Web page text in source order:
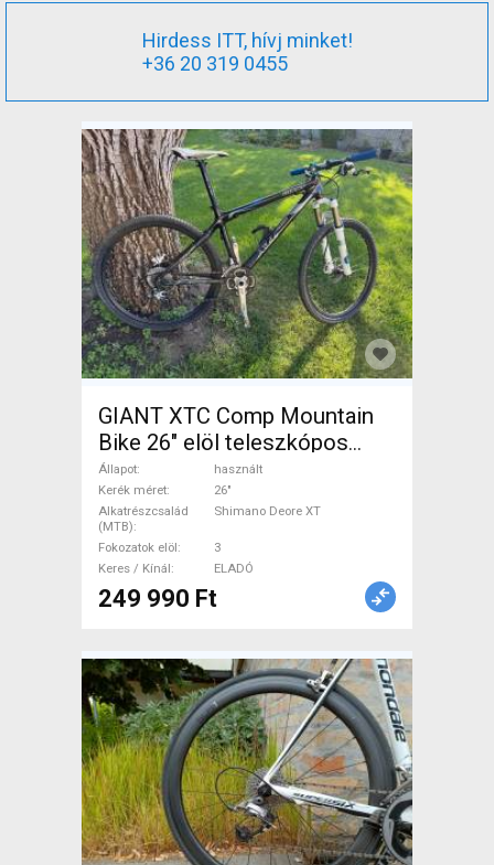
Hirdess ITT, hívj minket!
+36 20 319 0455
GIANT XTC Comp Mountain
Bike 26" elöl teleszkópos
Shimano Deore XT használt
ELADÓ
Állapot
használt
Kerék méret
26"
Alkatrészcsalád
(MTB)
Shimano Deore XT
Fokozatok elöl
3
Keres / Kínál
ELADÓ
249 990 Ft